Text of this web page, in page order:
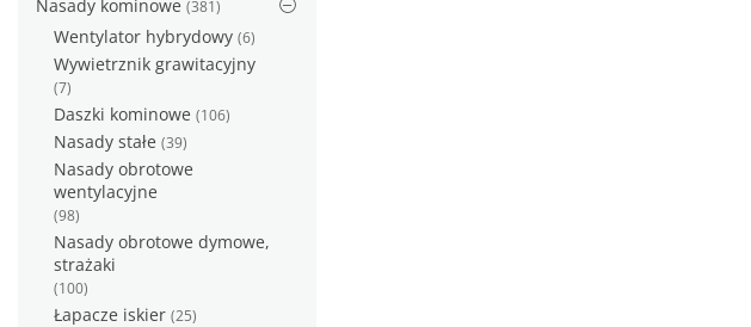
Nasady kominowe (381)
Wentylator hybrydowy (6)
Wywietrznik grawitacyjny
(7)
Daszki kominowe (106)
Nasady stałe (39)
Nasady obrotowe
wentylacyjne
(98)
Nasady obrotowe dymowe,
strażaki
(100)
Łapacze iskier (25)